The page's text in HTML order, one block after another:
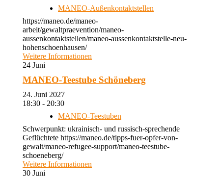
MANEO-Außenkontaktstellen
https://maneo.de/maneo-
arbeit/gewaltpraevention/maneo-
aussenkontaktstellen/maneo-aussenkontaktstelle-neu-
hohenschoenhausen/
Weitere Informationen
24 Juni
MANEO-Teestube Schöneberg
24. Juni 2027
18:30 - 20:30
MANEO-Teestuben
Schwerpunkt: ukrainisch- und russisch-sprechende
Geflüchtete https://maneo.de/tipps-fuer-opfer-von-
gewalt/maneo-refugee-support/maneo-teestube-
schoeneberg/
Weitere Informationen
30 Juni